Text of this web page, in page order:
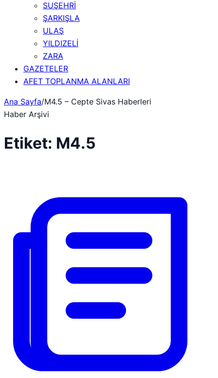
SUŞEHRİ
ŞARKIŞLA
ULAŞ
YILDIZELİ
ZARA
GAZETELER
AFET TOPLANMA ALANLARI
Ana Sayfa/M4.5 – Cepte Sivas Haberleri
Haber Arşivi
Etiket: M4.5